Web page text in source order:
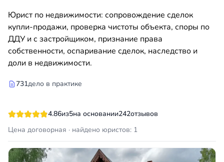
Юрист по недвижимости: сопровождение сделок
купли-продажи, проверка чистоты объекта, споры по
ДДУ и с застройщиком, признание права
собственности, оспаривание сделок, наследство и
доли в недвижимости.
731дело в практике
4.86из5на основании242отзывов
Цена договорная · найдено юристов: 1